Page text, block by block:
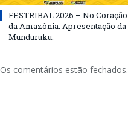
FESTRIBAL 2026 – No Coração
da Amazônia. Apresentação da
Munduruku.
Os comentários estão fechados.